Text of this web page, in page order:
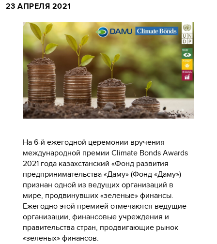
23 АПРЕЛЯ 2021
На 6-й ежегодной церемонии вручения
международной премии Climate Bonds Awards
2021 года казахстанский «Фонд развития
предпринимательства «Даму» (Фонд «Даму»)
признан одной из ведущих организаций в
мире, продвинувших «зеленые» финансы.
Ежегодно этой премией отмечаются ведущие
организации, финансовые учреждения и
правительства стран, продвигающие рынок
«зеленых» финансов.